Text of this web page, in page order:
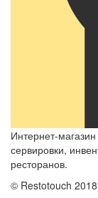
Интернет-
сервировки,
ресторанов.
© Restotouch